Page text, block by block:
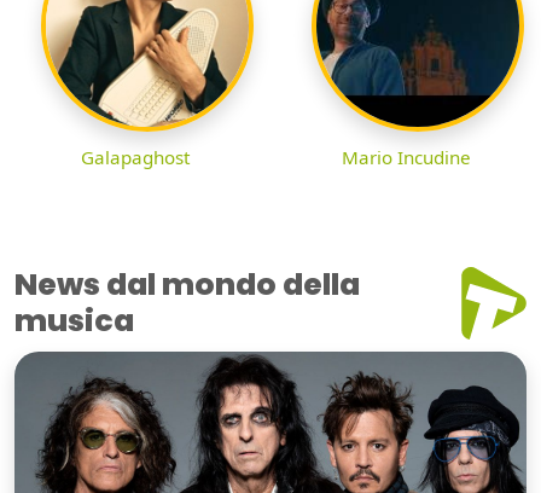
Galapaghost Mario Incudine
News dal mondo della
musica